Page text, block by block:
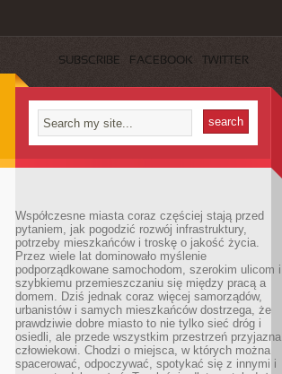
SUBSCRIBE FACEBOOK TWITTER
Współczesne miasta coraz częściej stają przed
pytaniem, jak pogodzić rozwój infrastruktury,
potrzeby mieszkańców i troskę o jakość życia.
Przez wiele lat dominowało myślenie
podporządkowane samochodom, szerokim ulicom i
szybkiemu przemieszczaniu się między pracą a
domem. Dziś jednak coraz więcej samorządów,
urbanistów i samych mieszkańców dostrzega, że
prawdziwie dobre miasto to nie tylko sieć dróg i
osiedli, ale przede wszystkim przestrzeń przyjazna
człowiekowi. Chodzi o miejsca, w których można
spacerować, odpoczywać, spotykać się z innymi i